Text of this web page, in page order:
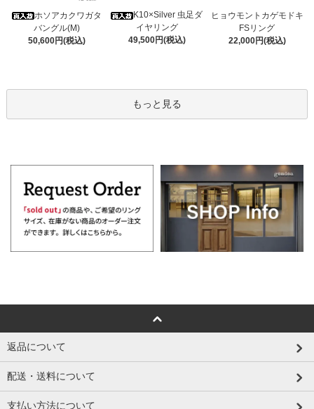
ホソアカクワガタ
バングル(M)
50,600円(税込)
K10×Silver 虫足ダ
イヤリング
49,500円(税込)
ヒョウモントカゲモドキ
FSリング
22,000円(税込)
もっと見る
返品について
配送・送料について
支払い方法について